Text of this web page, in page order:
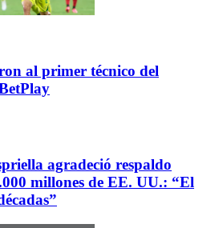
al primer técnico del
agradeció respaldo
millones de EE. UU.: “El